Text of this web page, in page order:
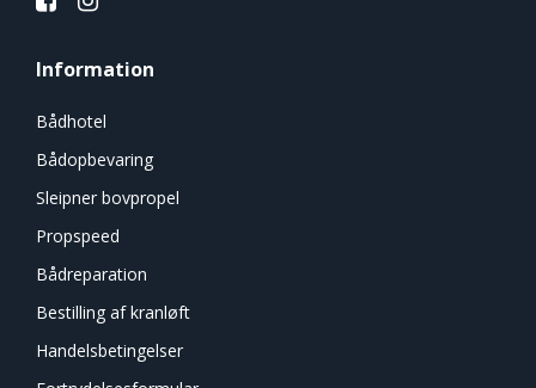
Information
Bådhotel
Bådopbevaring
Sleipner bovpropel
Propspeed
Bådreparation
Bestilling af kranløft
Handelsbetingelser